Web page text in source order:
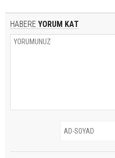
HABERE YORUM KAT